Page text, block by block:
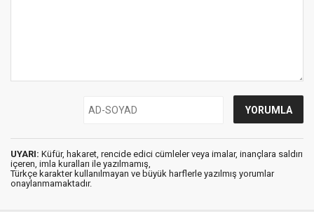
UYARI: Küfür, hakaret, rencide edici cümleler veya imalar, inançlara saldırı
içeren, imla kuralları ile yazılmamış,
Türkçe karakter kullanılmayan ve büyük harflerle yazılmış yorumlar
onaylanmamaktadır.